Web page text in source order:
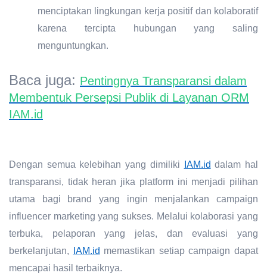
menciptakan lingkungan kerja positif dan kolaboratif
karena tercipta hubungan yang saling
menguntungkan.
Baca juga: Pentingnya Transparansi dalam
Membentuk Persepsi Publik di Layanan ORM
IAM.id
Dengan semua kelebihan yang dimiliki IAM.id dalam hal
transparansi, tidak heran jika platform ini menjadi pilihan
utama bagi brand yang ingin menjalankan campaign
influencer marketing yang sukses. Melalui kolaborasi yang
terbuka, pelaporan yang jelas, dan evaluasi yang
berkelanjutan,
IAM.id memastikan setiap campaign dapat
mencapai hasil terbaiknya.